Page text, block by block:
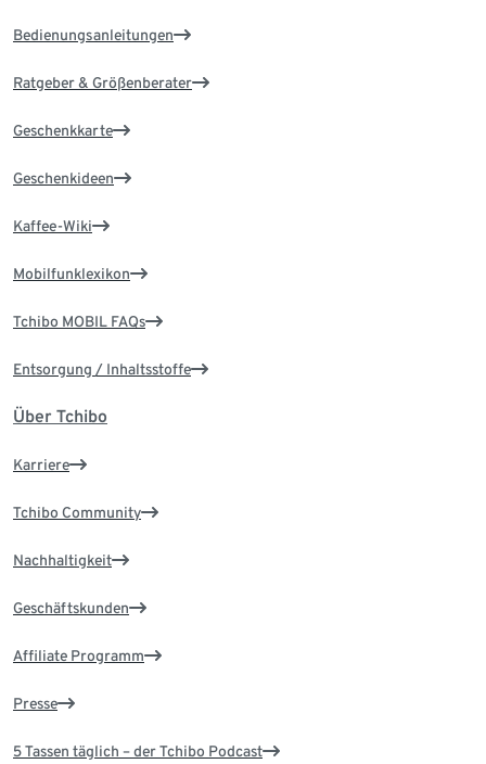
Bedienungsanleitungen
Ratgeber & Größenberater
Geschenkkarte
Geschenkideen
Kaffee-Wiki
Mobilfunklexikon
Tchibo MOBIL FAQs
Entsorgung / Inhaltsstoffe
Über Tchibo
Karriere
Tchibo Community
Nachhaltigkeit
Geschäftskunden
Affiliate Programm
Presse
5 Tassen täglich – der Tchibo Podcast